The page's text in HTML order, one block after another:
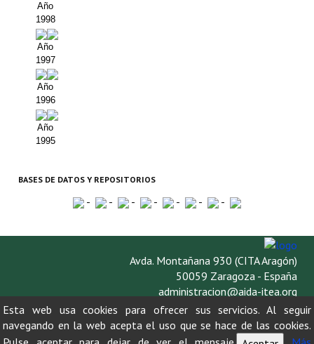
Año
1998
Año
1997
Año
1996
Año
1995
BASES DE DATOS Y REPOSITORIOS
- - - - - - -
Avda. Montañana 930 (CITA Aragón)
50059 Zaragoza - España
administracion@aida-itea.org
976 716 305
Esta web usa cookies para ofrecer sus servicios. Al seguir
navegando en la web acepta el uso que se hace de las cookies.